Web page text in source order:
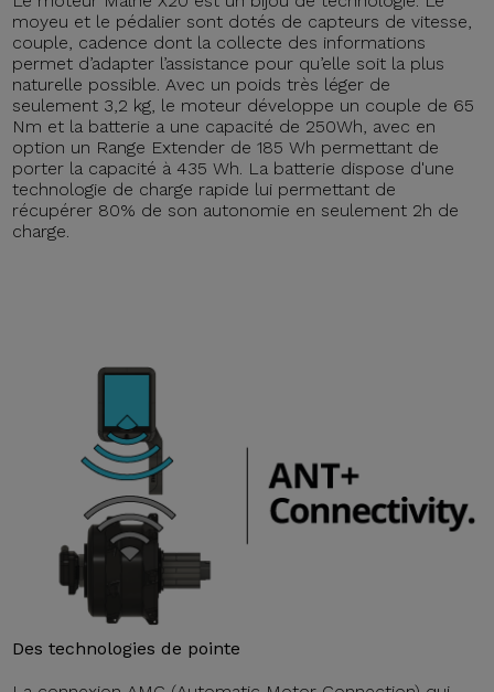
moyeu et le pédalier sont dotés de capteurs de vitesse,
couple, cadence dont la collecte des informations
permet d’adapter l’assistance pour qu’elle soit la plus
naturelle possible. Avec un poids très léger de
seulement 3,2 kg, le moteur développe un couple de 65
Nm et la batterie a une capacité de 250Wh, avec en
option un Range Extender de 185 Wh permettant de
porter la capacité à 435 Wh. La batterie dispose d'une
technologie de charge rapide lui permettant de
récupérer 80% de son autonomie en seulement 2h de
charge.
Des technologies de pointe